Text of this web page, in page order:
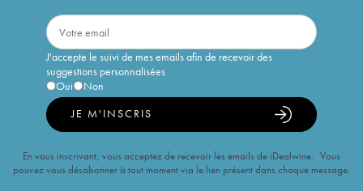
J'accepte le suivi de mes emails afin de recevoir des
suggestions personnalisées
Oui
Non
JE M'INSCRIS
En vous inscrivant, vous acceptez de recevoir les emails de iDealwine. Vous
pouvez vous désabonner à tout moment via le lien présent dans chaque message.